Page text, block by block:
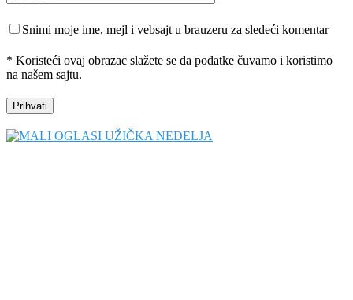
Snimi moje ime, mejl i vebsajt u brauzeru za sledeći komentar
* Koristeći ovaj obrazac slažete se da podatke čuvamo i koristimo
na našem sajtu.